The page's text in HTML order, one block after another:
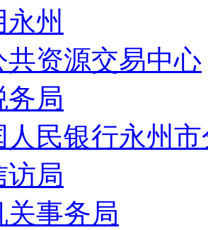
州
共资源交易中心
务局
人民银行永州
访局
关事务局